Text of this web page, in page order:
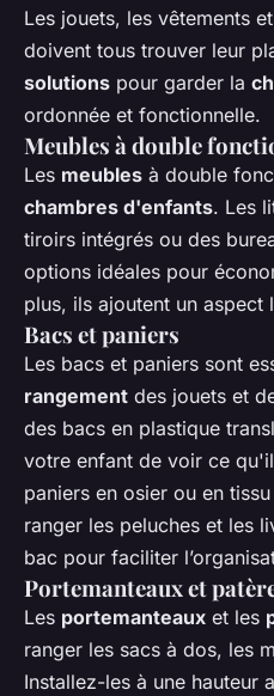
Les jouets, les vêtements
doivent tous trouver leur
solutions pour garder la
ordonnée et fonctionnelle.
Meubles à double
Les meubles à double
chambres d'enfants. Les
tiroirs intégrés ou des
options idéales pour
plus, ils ajoutent un aspect
Bacs et paniers
Les bacs et paniers sont
rangement des jouets et
des bacs en plastique
votre enfant de voir ce
paniers en osier ou en
ranger les peluches et les
bac pour faciliter
Portemanteaux et
Les portemanteaux et les
ranger les sacs à dos, les
Installez-les à une hauteur